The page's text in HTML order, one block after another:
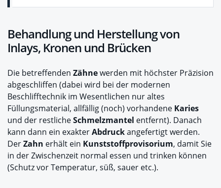
Behandlung und Herstellung von
Inlays, Kronen und Brücken
Die betreffenden Zähnewerden mit höchster Präzision
abgeschliffen (dabei wird bei der modernen
Beschlifftechnik im Wesentlichen nur altes
Füllungsmaterial, allfällig (noch) vorhandene Karies
und der restlicheSchmelzmantel entfernt). Danach
kann dann ein exakterAbdruckangefertigt werden.
DerZahn erhält ein Kunststoffprovisorium, damit Sie
in der Zwischenzeit normal essen und trinken können
(Schutz vor Temperatur, süß, sauer etc.).